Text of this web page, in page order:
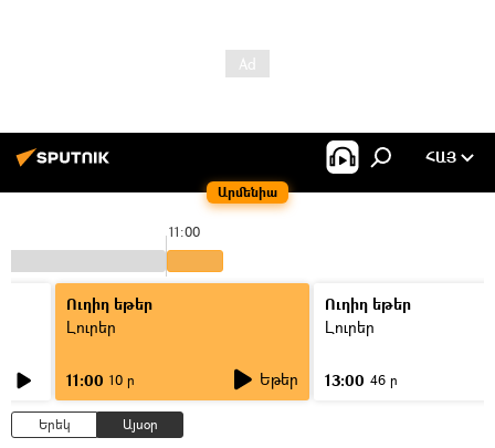
Արմենիա
ՀԱՅ
11:00
Ուղիղ եթեր
Լուրեր
11:00 10 ր Եթեր
Ուղիղ եթեր
Լուրեր
13:00 46 ր
Երեկ Այսօր